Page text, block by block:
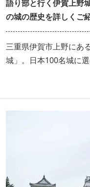
語り部と行く伊賀上野
の城の歴史を詳しくご
三重県伊賀市上野にあ
城」。日本100名城に
ました。